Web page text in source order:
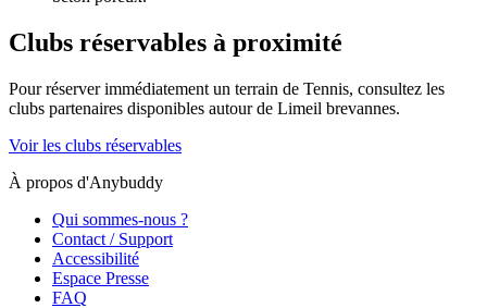
Clubs réservables à proximité
Pour réserver immédiatement un terrain de Tennis, consultez les
clubs partenaires disponibles autour de Limeil brevannes.
Voir les clubs réservables
À propos d'Anybuddy
Qui sommes-nous ?
Contact / Support
Accessibilité
Espace Presse
FAQ